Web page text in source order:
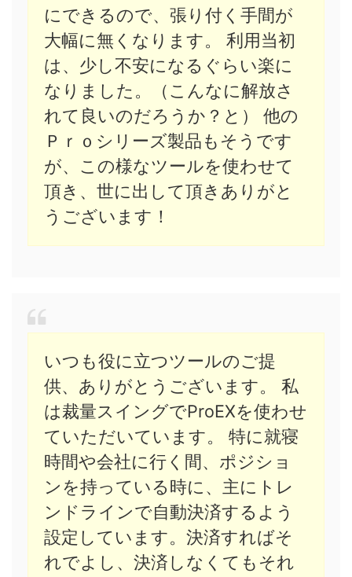
にできるので、張り付く手間が
大幅に無くなります。 利用当初
は、少し不安になるぐらい楽に
なりました。（こんなに解放さ
れて良いのだろうか？と） 他の
Ｐｒｏシリーズ製品もそうです
が、この様なツールを使わせて
頂き、世に出して頂きありがと
うございます！
いつも役に立つツールのご提
供、ありがとうございます。 私
は裁量スイングでProEXを使わせ
ていただいています。 特に就寝
時間や会社に行く間、ポジショ
ンを持っている時に、主にトレ
ンドラインで自動決済するよう
設定しています。決済すればそ
れでよし、決済しなくてもそれ